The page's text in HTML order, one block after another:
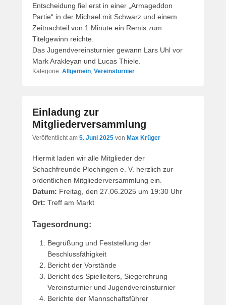
Entscheidung fiel erst in einer „Armageddon
Partie“ in der Michael mit Schwarz und einem
Zeitnachteil von 1 Minute ein Remis zum
Titelgewinn reichte.
Das Jugendvereinsturnier gewann Lars Uhl vor
Mark Arakleyan und Lucas Thiele.
Kategorie: Allgemein, Vereinsturnier
Einladung zur
Mitgliederversammlung
Veröffentlicht am 5. Juni 2025 von Max Krüger
Hiermit laden wir alle Mitglieder der
Schachfreunde Plochingen e. V. herzlich zur
ordentlichen Mitgliederversammlung ein.
Datum: Freitag, den 27.06.2025 um 19:30 Uhr
Ort: Treff am Markt
Tagesordnung:
Begrüßung und Feststellung der
Beschlussfähigkeit
Bericht der Vorstände
Bericht des Spielleiters, Siegerehrung
Vereinsturnier und Jugendvereinsturnier
Berichte der Mannschaftsführer